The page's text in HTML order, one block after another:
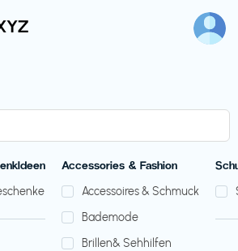
Accessories & Fashion
Accessoires & Schmuck
Bademode
Brillen& Sehhilfen